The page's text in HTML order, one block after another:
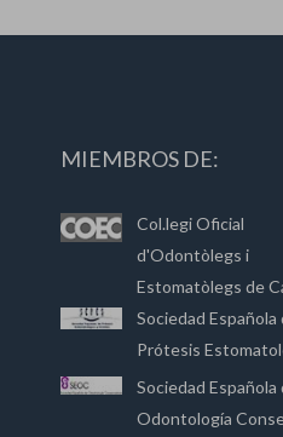
MIEMBROS DE:
Col.legi Oficial
d'Odontòlegs i
Estomatòlegs de
Sociedad Española
Prótesis
Sociedad Española
Odontología